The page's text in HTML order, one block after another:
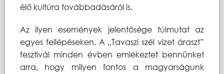
élő kultúra továbbadásáról is.
Az ilyen események jelentősége túlmutat az
egyes fellépéseken. A „Tavaszi szél vizet áraszt”
fesztivál minden évben emlékeztet bennünket
arra, hogy milyen fontos a magyarságunk